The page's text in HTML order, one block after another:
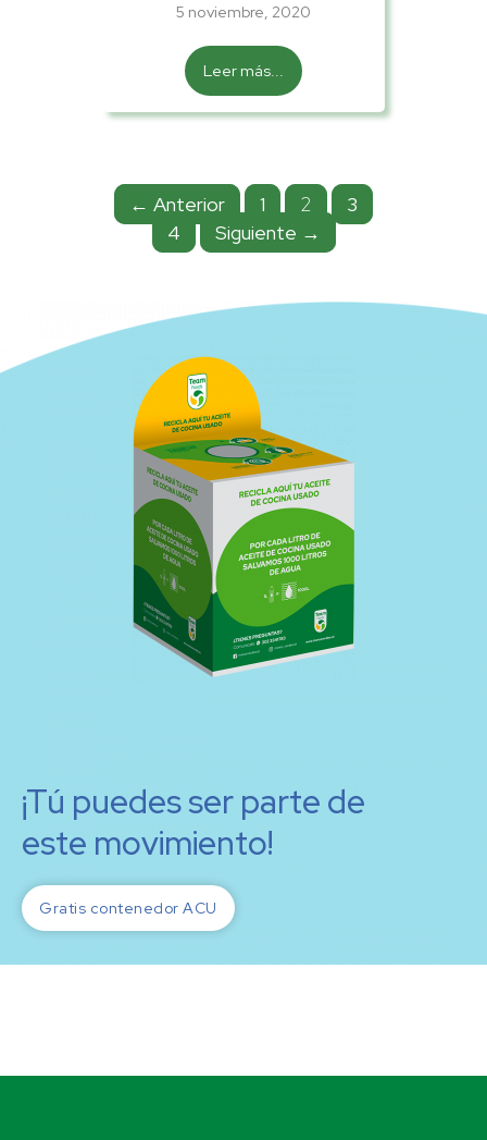
5 noviembre, 2020
Leer más...
← Anterior 1 2
3
4
Siguiente →
¡Tú puedes ser parte de
este movimiento!
Gratis contenedor ACU